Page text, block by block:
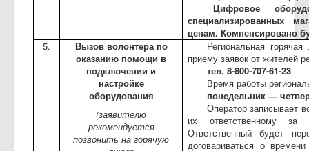
Цифровое
специализированных
ценам. Компенсировано
5.
Вызов волонтера по
оказанию помощи в
подключении и
настройке
оборудования
(заявителю
рекомендуется
позвонить на горячую
Региональная
приему заявок от жителей
тел. 8-800-707-61-23
Время работы
понедельник —
Оператор записывает
их ответственному за
Ответственный будет
договариваться о